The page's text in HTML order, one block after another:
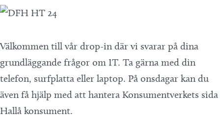
Välkommen till vår drop-in där vi svarar på dina
grundläggande frågor om IT. Ta gärna med din
telefon, surfplatta eller laptop. På onsdagar kan du
även få hjälp med att hantera Konsumentverkets sida
Hallå konsument.